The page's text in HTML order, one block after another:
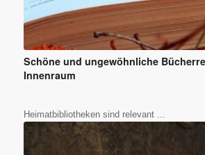
Schöne und ungewöhnliche
Innenraum
Heimatbibliotheken sind relevant ...